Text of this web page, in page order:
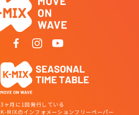
3ヶ月に1回発行している
K-MIXのインフォメーションフリーペーパー